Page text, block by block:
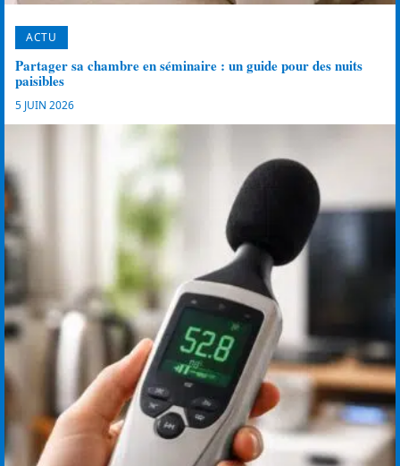
ACTU
Partager sa chambre en séminaire : un guide pour des nuits
paisibles
5 JUIN 2026